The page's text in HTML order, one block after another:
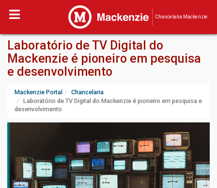
Chancelaria Mackenzie
Laboratório de TV Digital do
Mackenzie é pioneiro em pesquisa
e desenvolvimento
Mackenzie Portal
Chancelaria
Laboratório de TV Digital do Mackenzie é pioneiro em pesquisa e
desenvolvimento